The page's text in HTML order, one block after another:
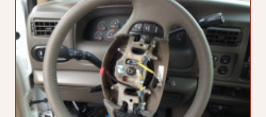
エクスカージョンリフトアップ
こんばんは 今日はエクスカージョンのリフトアップで
す。リフトアップと言ってもチョイあげ２インチです。
キット内容はブロック・Uボルトです。キットはスー…